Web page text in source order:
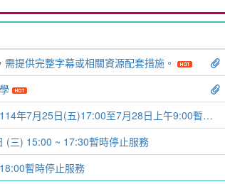
提供完整字幕或相關資源配套措施。
【演講活動網2.0停機公告】因配合學校停電於114年7月25日(五)17:00至7月28日上午9:00暫時停止服務
(三) 15:00 ~ 17:30暫時停止服務
暫時停止服務